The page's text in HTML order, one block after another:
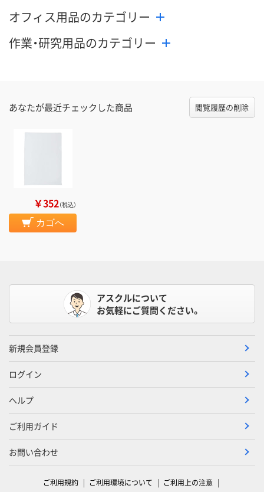
オフィス用品のカテゴリー
作業・研究用品のカテゴリー
あなたが最近チェックした商品 閲覧履歴の削除
￥352（税込）
カゴへ
アスクルについて
お気軽にご質問ください。
新規会員登録
ログイン
ヘルプ
ご利用ガイド
お問い合わせ
ご利用規約 ご利用環境について ご利用上の注意